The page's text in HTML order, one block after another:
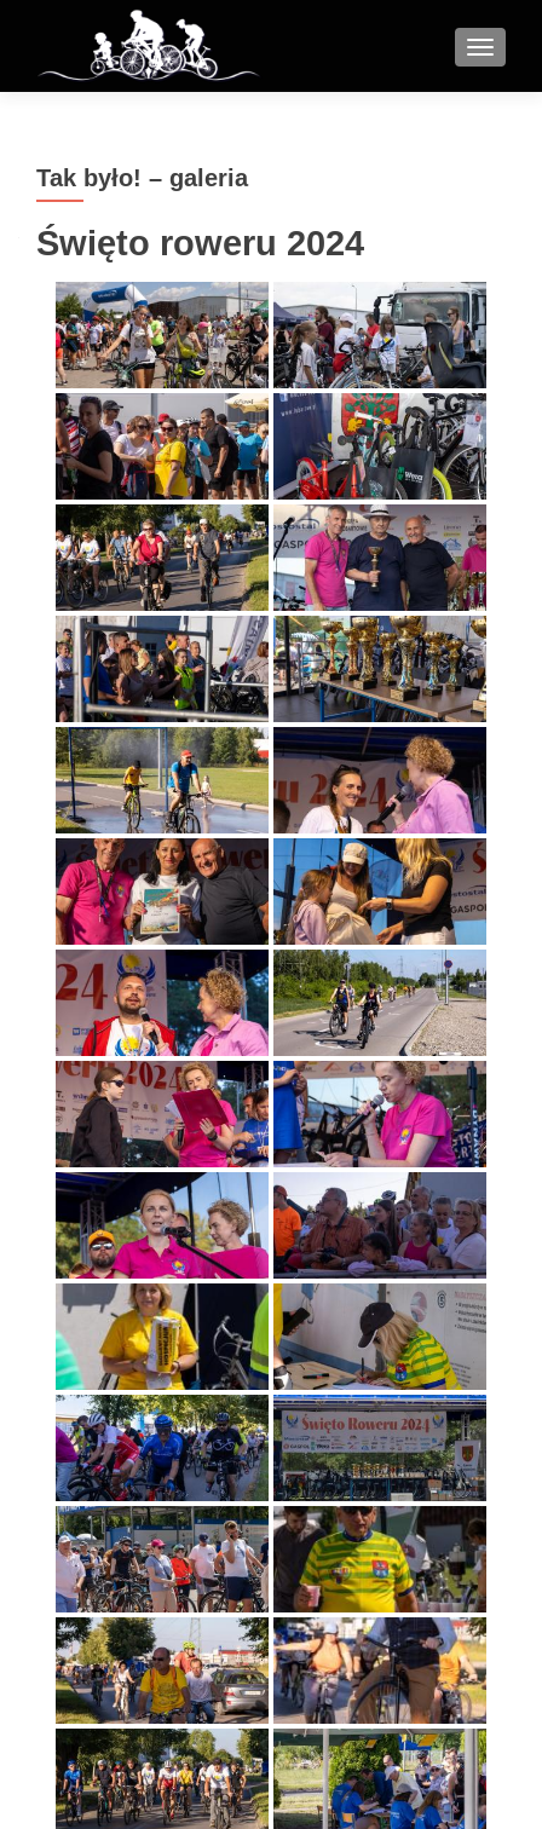
MENU
Tak było! – galeria
Święto roweru 2024